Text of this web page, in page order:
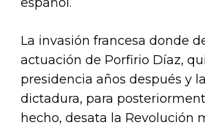
La invasión francesa donde
actuación de Porfirio Díaz,
presidencia años después y
dictadura, para
hecho, desata la Revolución